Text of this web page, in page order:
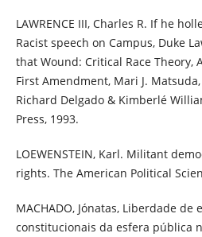
LAWRENCE III, Charles R. If he
Racist speech on Campus, Duke
that Wound: Critical Race Theory,
First Amendment, Mari J.
Richard Delgado & Kimberlé
Press, 1993.
LOEWENSTEIN, Karl. Militant
rights. The American Political
MACHADO, Jónatas, Liberdade de
constitucionais da esfera pública